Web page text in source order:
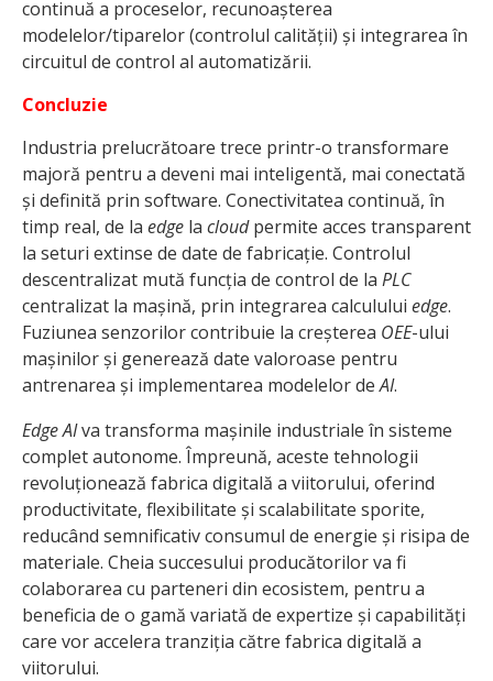
continuă a proceselor, recunoașterea
modelelor/tiparelor (controlul calității) și integrarea în
circuitul de control al automatizării.
Concluzie
Industria prelucrătoare trece printr-o transformare
majoră pentru a deveni mai inteligentă, mai conectată
și definită prin software. Conectivitatea continuă, în
timp real, de la edge la cloudpermite acces transparent
la seturi extinse de date de fabricație. Controlul
descentralizat mută funcția de control de la PLC
centralizat la mașină, prin integrarea calculului edge.
Fuziunea senzorilor contribuie la creșterea OEE-ului
mașinilor și generează date valoroase pentru
antrenarea și implementarea modelelor deAI.
Edge AIva transforma mașinile industriale în sisteme
complet autonome. Împreună, aceste tehnologii
revoluționează fabrica digitală a viitorului, oferind
productivitate, flexibilitate și scalabilitate sporite,
reducând semnificativ consumul de energie și risipa de
materiale. Cheia succesului producătorilor va fi
colaborarea cu parteneri din ecosistem, pentru a
beneficia de o gamă variată de expertize și capabilități
care vor accelera tranziția către fabrica digitală a
viitorului.